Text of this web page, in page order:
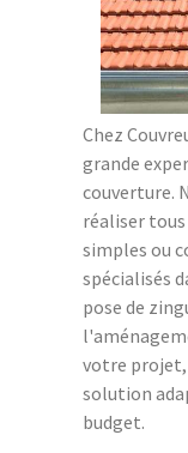
Chez
grande
couverture.
réaliser
simples ou
spécialisés
pose de
votre projet,
solution
budget.